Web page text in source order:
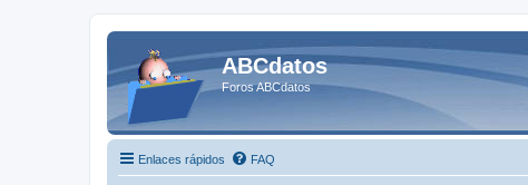
ABCdatos
Foros ABCdatos
Enlaces rápidos FAQ